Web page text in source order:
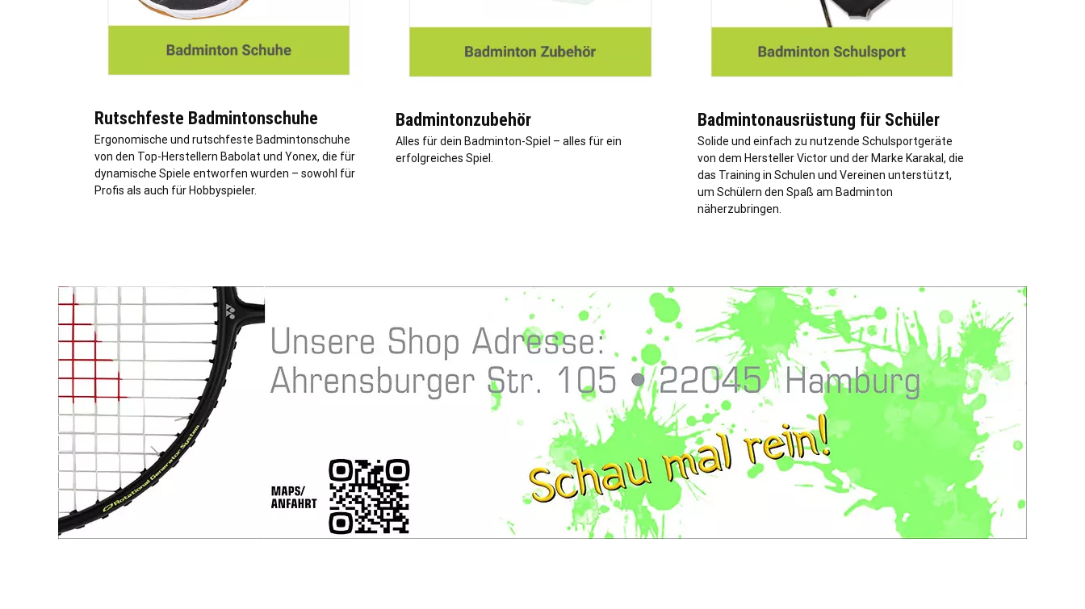
Rutschfeste Badmintonschuhe
Ergonomische und rutschfeste Badmintonschuhe
von den Top-Herstellern Babolat und Yonex, die für
dynamische Spiele entworfen wurden – sowohl für
Profis als auch für Hobbyspieler.
Badmintonzubehör
Alles für dein Badminton-Spiel – alles für ein
erfolgreiches Spiel.
Badmintonausrüstung für Schüler
Solide und einfach zu nutzende Schulsportgeräte
von dem Hersteller Victor und der Marke Karakal, die
das Training in Schulen und Vereinen unterstützt,
um Schülern den Spaß am Badminton
näherzubringen.